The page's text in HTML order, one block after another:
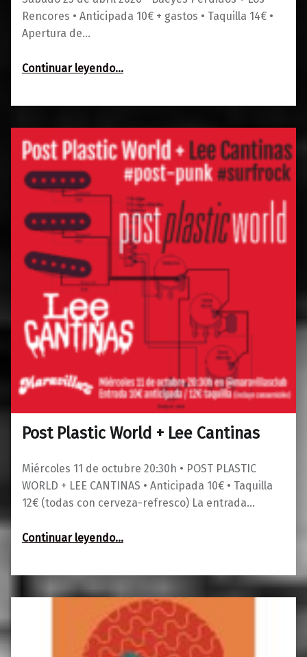
Rencores • Anticipada 10€ + gastos • Taquilla 14€ •
Apertura de…
Continuar leyendo…
Post Plastic World + Lee Cantinas
Miércoles 11 de octubre 20:30h • POST PLASTIC
WORLD + LEE CANTINAS • Anticipada 10€ • Taquilla
12€ (todas con cerveza-refresco) La entrada…
Continuar leyendo“Post Plastic World + Lee Cantinas”
…
13/09/20230
Maravillas